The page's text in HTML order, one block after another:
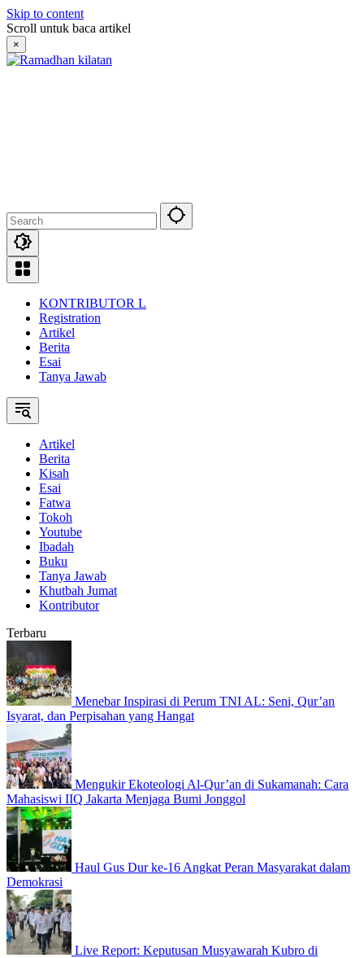
Skip to content
Scroll untuk baca artikel
×
KONTRIBUTOR L
Registration
Artikel
Berita
Esai
Tanya Jawab
Artikel
Berita
Kisah
Esai
Fatwa
Tokoh
Youtube
Ibadah
Buku
Tanya Jawab
Khutbah Jumat
Kontributor
Terbaru
Menebar Inspirasi di Perum TNI AL: Seni, Qur’an
Isyarat, dan Perpisahan yang Hangat
Mengukir Ekoteologi Al-Qur’an di Sukamanah: Cara
Mahasiswi IIQ Jakarta Menjaga Bumi Jonggol
Haul Gus Dur ke-16 Angkat Peran Masyarakat dalam
Demokrasi
Live Report: Keputusan Musyawarah Kubro di